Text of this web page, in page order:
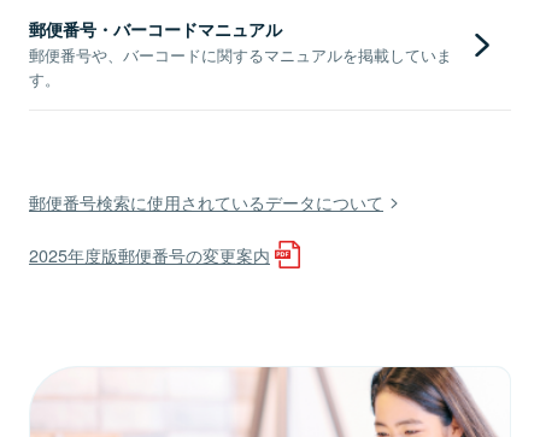
郵便番号・バーコードマニュアル
郵便番号や、バーコードに関するマニュアルを掲載していま
す。
郵便番号検索に使用されているデータについて
2025年度版郵便番号の変更案内